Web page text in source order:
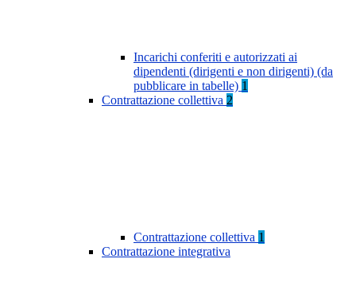
Incarichi conferiti e autorizzati ai
dipendenti (dirigenti e non dirigenti) (da
pubblicare in tabelle) 1
Contrattazione collettiva 2
Contrattazione collettiva 1
Contrattazione integrativa